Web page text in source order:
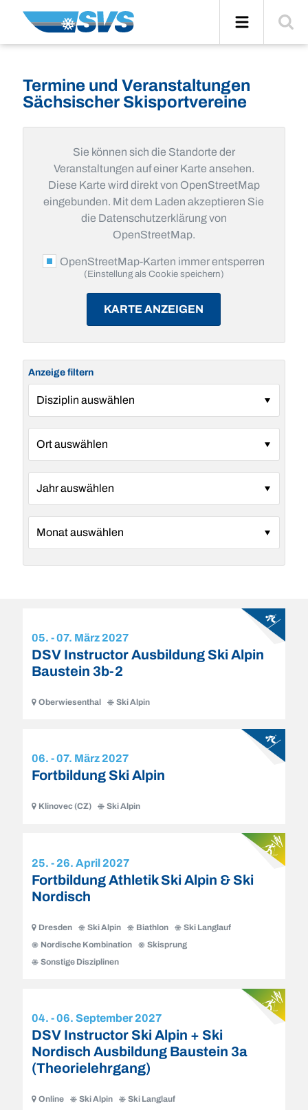
Inhalt
Termine und Veranstaltungen
Sächsischer Skisportvereine
Sie können sich die Standorte der
Veranstaltungen auf einer Karte ansehen.
Diese Karte wird direkt von OpenStreetMap
eingebunden. Mit dem Laden akzeptieren Sie
die Datenschutzerklärung von
OpenStreetMap.
OpenStreetMap-Karten immer entsperren
(Einstellung als Cookie speichern)
KARTE ANZEIGEN
Anzeige filtern
Disziplin
Ort
Jahr
Monat
05. - 07. März 2027
DSV Instructor Ausbildung Ski Alpin
Baustein 3b-2
Oberwiesenthal Ski Alpin
06. - 07. März 2027
Fortbildung Ski Alpin
Klinovec (CZ) Ski Alpin
25. - 26. April 2027
Fortbildung Athletik Ski Alpin & Ski
Nordisch
Dresden Ski Alpin Biathlon
Ski Langlauf
Nordische Kombination
Skisprung
Sonstige Disziplinen
04. - 06. September 2027
DSV Instructor Ski Alpin + Ski
Nordisch Ausbildung Baustein 3a
(Theorielehrgang)
Online Ski Alpin
Ski Langlauf